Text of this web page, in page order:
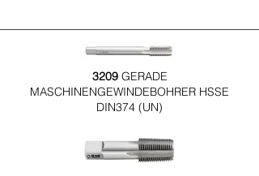
3209GERADE
MASCHINENGEWINDEBOHRER HSSE
DIN374 (UN)